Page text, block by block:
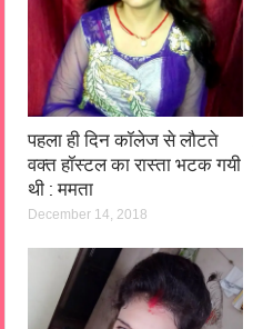
पहला ही दिन कॉलेज से लौटते
वक्त हॉस्टल का रास्ता भटक गयी
थी : ममता
December 14, 2018